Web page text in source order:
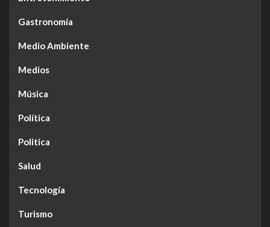
Gastronomía
Medio Ambiente
Medios
Música
Política
Politica
Salud
Tecnología
Turismo